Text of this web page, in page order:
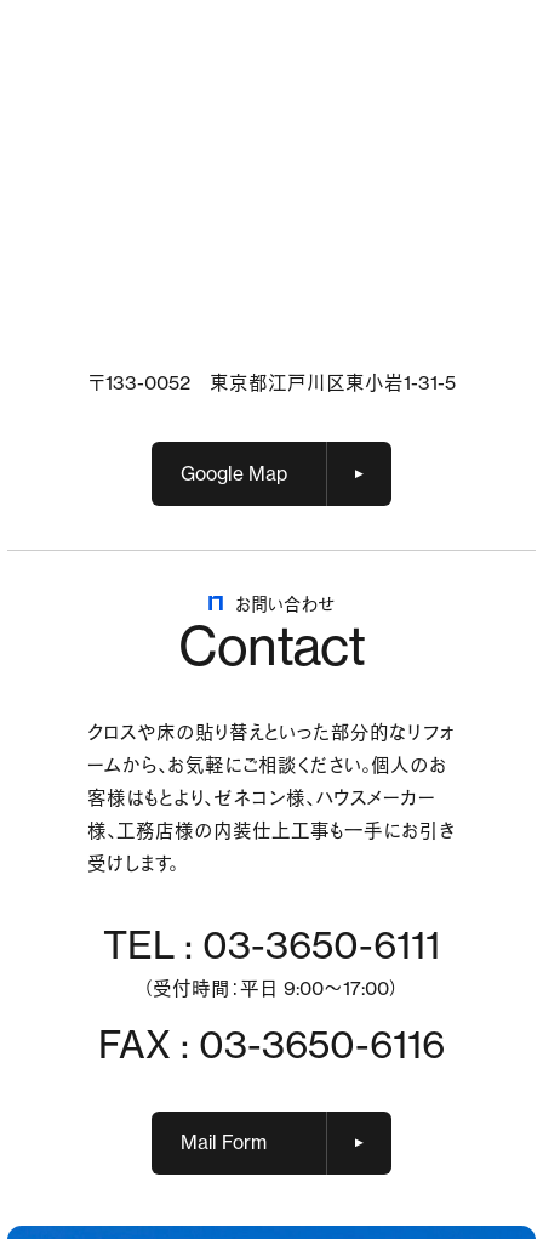
〒133-0052 東京都江戸川区東小岩1-31-5
Google Map
お問い合わせ
Contact
クロスや床の貼り替えといった部分的なリフォ
ームから、お気軽にご相談ください。個人のお
客様はもとより、ゼネコン様、ハウスメーカー
様、工務店様の内装仕上工事も一手にお引き
受けします。
TEL : 03-3650-6111
（受付時間：平日 9:00～17:00）
FAX : 03-3650-6116
Mail Form